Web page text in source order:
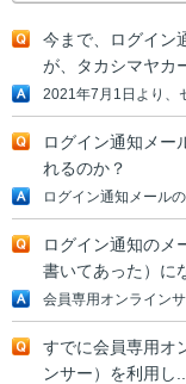
今まで、ログイン
が、タカシマヤカ
2021年7月1日より、
ログイン通知メー
れるのか？
ログイン通知メール
ログイン通知のメ
書いてあった）に
会員専用オンライン
すでに会員専用オ
ンサー）を利用し...